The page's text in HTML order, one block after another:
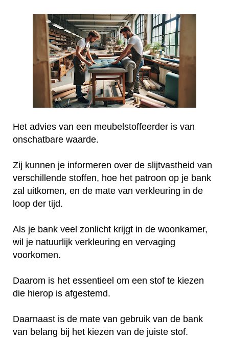
Het advies van een meubelstoffeerder is van
onschatbare waarde.
Zij kunnen je informeren over de slijtvastheid van
verschillende stoffen, hoe het patroon op je bank
zal uitkomen, en de mate van verkleuring in de
loop der tijd.
Als je bank veel zonlicht krijgt in de woonkamer,
wil je natuurlijk verkleuring en vervaging
voorkomen.
Daarom is het essentieel om een stof te kiezen
die hierop is afgestemd.
Daarnaast is de mate van gebruik van de bank
van belang bij het kiezen van de juiste stof.